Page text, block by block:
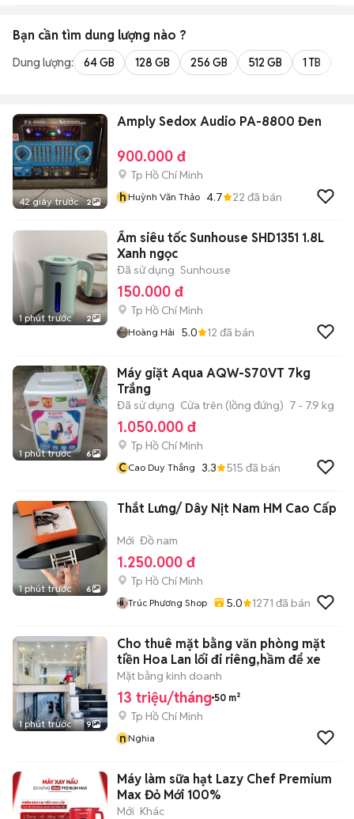
Bạn cần tìm dung lượng nào ?
Dung lượng: 64 GB 128 GB 256 GB 512 GB 1 TB
42 giây trước 2
Amply Sedox Audio PA-8800 Đen
900.000 đ
Tp Hồ Chí Minh
hHuỳnh Văn Thảo 4.7 22 đã bán
1 phút trước 2
Ấm siêu tốc Sunhouse SHD1351 1.8L
Xanh ngọc
Đã sử dụng Sunhouse
150.000 đ
Tp Hồ Chí Minh
Hoàng Hải 5.0 12 đã bán
1 phút trước 6
Máy giặt Aqua AQW-S70VT 7kg
Trắng
Đã sử dụng Cửa trên (lồng đứng) 7 - 7.9 kg
1.050.000 đ
Tp Hồ Chí Minh
CCao Duy Thắng 3.3 515 đã bán
1 phút trước 6
Thắt Lưng/ Dây Nịt Nam HM Cao Cấp
Mới Đồ nam
1.250.000 đ
Tp Hồ Chí Minh
Trúc Phương Shop 5.0 1271 đã bán
1 phút trước 9
Cho thuê mặt bằng văn phòng mặt
tiền Hoa Lan lối đi riêng,hầm để xe
Mặt bằng kinh doanh
13 triệu/tháng 50 m²
Tp Hồ Chí Minh
nNghia
Máy làm sữa hạt Lazy Chef Premium
Max Đỏ Mới 100%
Mới Khác